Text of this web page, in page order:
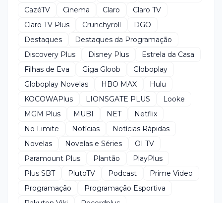
CazéTV
Cinema Claro
Claro TV
Claro TV Plus
Crunchyroll
DGO
Destaques
Destaques da Programação
Discovery Plus
Disney Plus
Estrela da Casa
Filhas de Eva
Giga Gloob
Globoplay
Globoplay Novelas
HBO MAX
Hulu
KOCOWAPlus
LIONSGATE PLUS
Looke
MGM Plus
MUBI NET
Netflix
No Limite
Notícias
Notícias Rápidas
Novelas
Novelas e Séries
OI TV
Paramount Plus
Plantão
PlayPlus
Plus SBT
PlutoTV Podcast
Prime Video
Programação
Programação Esportiva